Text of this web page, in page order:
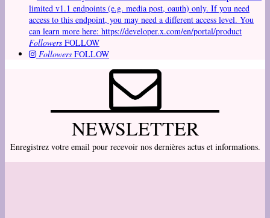
limited v1.1 endpoints (e.g. media post, oauth) only. If you need
access to this endpoint, you may need a different access level. You
can learn more here: https://developer.x.com/en/portal/product
Followers FOLLOW
Followers FOLLOW
NEWSLETTER
Enregistrez votre email pour recevoir nos dernières actus et informations.